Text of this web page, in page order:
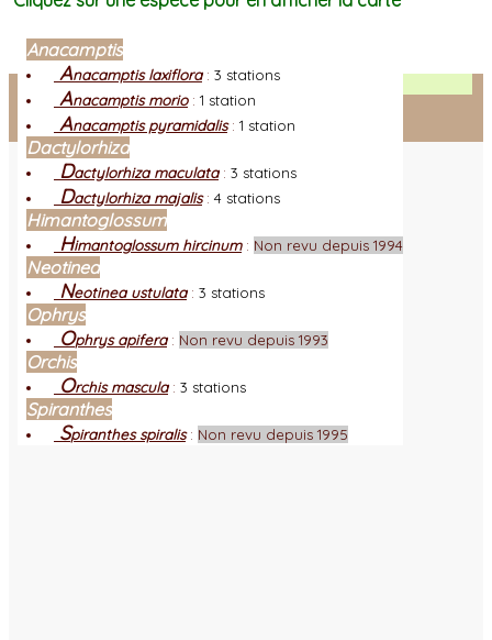
Facebook
Connexion adhérent
Anacamptis
Anacamptis laxiflora: 3 stations
Anacamptis morio: 1 station
Anacamptis pyramidalis: 1 station
Dactylorhiza
Dactylorhiza maculata: 3 stations
Dactylorhiza majalis: 4 stations
Himantoglossum
Himantoglossum hircinum: Non revu depuis 1994
Neotinea
Neotinea ustulata: 3 stations
Ophrys
Ophrys apifera: Non revu depuis 1993
Orchis
Orchis mascula: 3 stations
Spiranthes
Spiranthes spiralis: Non revu depuis 1995